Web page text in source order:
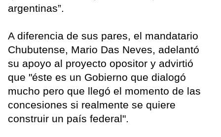
argentinas”.
A diferencia de sus pares, el mandatario
Chubutense, Mario Das Neves, adelantó
su apoyo al proyecto opositor y advirtió
que "éste es un Gobierno que dialogó
mucho pero que llegó el momento de las
concesiones si realmente se quiere
construir un país federal".